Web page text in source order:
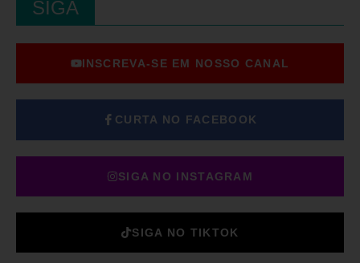
SIGA
INSCREVA-SE EM NOSSO CANAL
CURTA NO FACEBOOK
SIGA NO INSTAGRAM
SIGA NO TIKTOK